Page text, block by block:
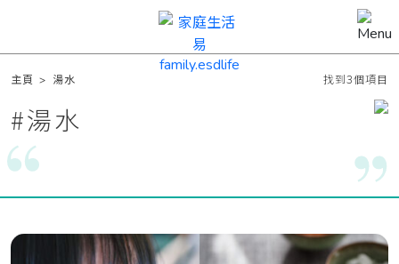
主頁 > 湯水 找到3個項目
#湯水